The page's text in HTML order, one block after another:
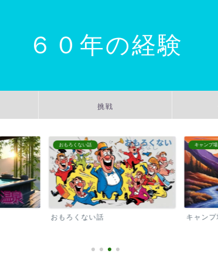
６０年の経験
挑戦
おもろくない話
おもろくない話
キャンプ場
キャンプ場